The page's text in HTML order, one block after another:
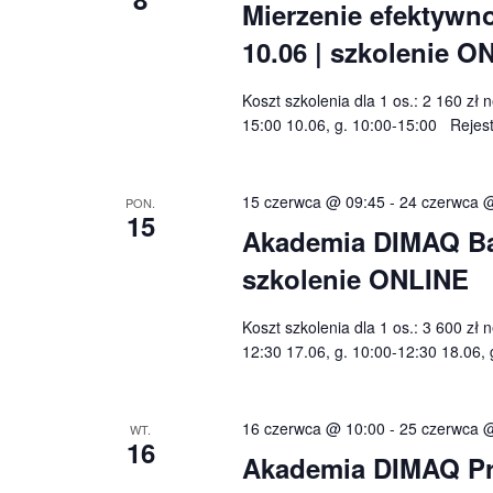
Mierzenie
10.06 | szkolenie
Koszt szkolenia dla 1 os.: 2 160
15:00 10.06, g. 10:00-15:00
PON.
15
Akademia DIMAQ
szkolenie ONLINE
15 czerwca @ 09:45- 24 czerwca
Koszt szkolenia dla 1 os.: 3 600
12:30 17.06, g. 10:00-12:30
WT.
16
Akademia DIMAQ
16 czerwca @ 10:00 - 25 czerwca